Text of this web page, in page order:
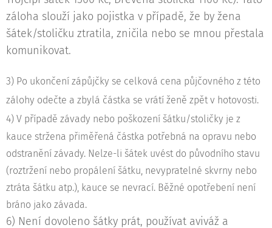
záloha slouží jako pojistka v případě, že by žena
šátek/stoličku ztratila, zničila nebo se mnou přestala
komunikovat.
3) Po ukončení zápůjčky se celková cena půjčovného z této
zálohy odečte a zbylá částka se vrátí ženě zpět v hotovosti.
4) V případě závady nebo poškození šátku/stoličky je z
kauce stržena přiměřená částka potřebná na opravu nebo
odstranění závady. Nelze-li šátek uvést do původního stavu
(roztržení nebo propálení šátku, nevypratelné skvrny nebo
ztráta šátku atp.), kauce se nevrací. Běžné opotřebení není
bráno jako závada.
6) Není dovoleno šátky prát, používat aviváž a